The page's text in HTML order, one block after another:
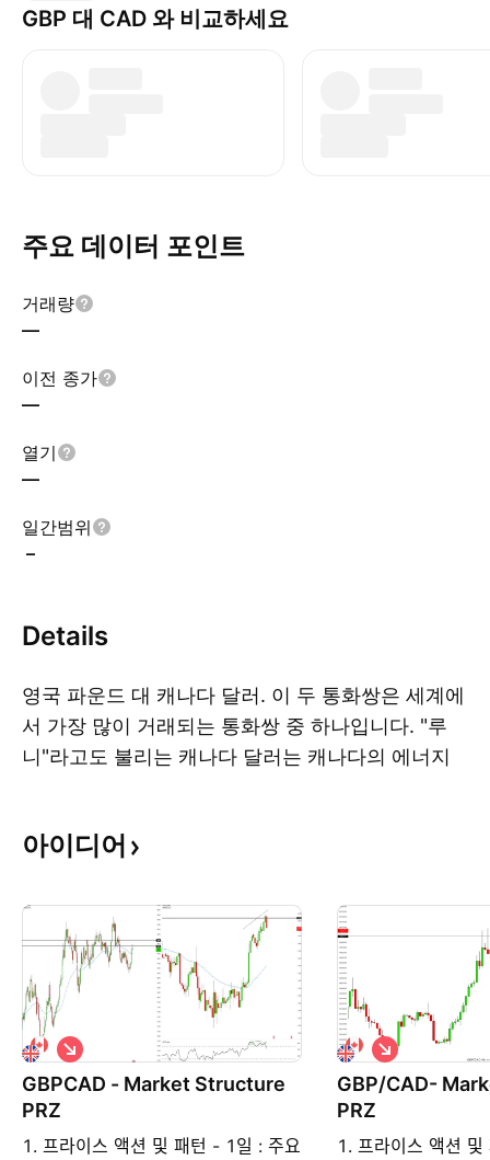
GBP 대 CAD 와 비교하세요
주요 데이터 포인트
거래량
—
이전 종가
—
열기
—
일간범위
–
Details
영국 파운드 대 캐나다 달러. 이 두 통화쌍은 세계에
서 가장 많이 거래되는 통화쌍 중 하나입니다. "루
니"라고도 불리는 캐나다 달러는 캐나다의 에너지
아이디어
GBPCAD - Market Structure
PRZ
1. 프라이스 액션 및 패턴 - 1일 : 주요
숏
GBP/CAD-
PRZ
1. 프라이스 액션
숏